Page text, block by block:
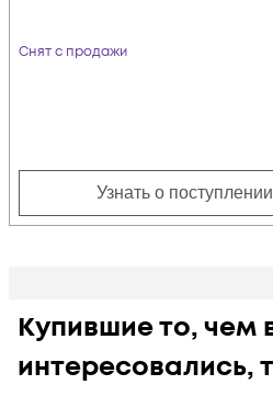
Снят с продажи
Узнать о поступлении
Купившие то, чем
интересовались,